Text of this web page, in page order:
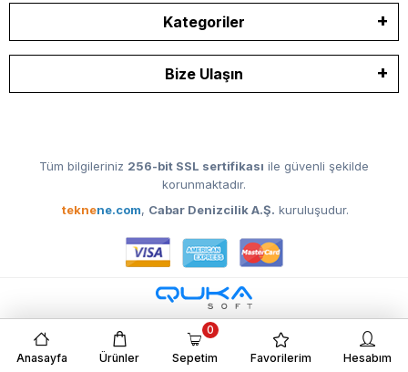
Kategoriler
Bize Ulaşın
Tüm bilgileriniz 256-bit SSL sertifikası ile güvenli şekilde
korunmaktadır.
teknene.com, Cabar Denizcilik A.Ş. kuruluşudur.
Anasayfa Ürünler Sepetim
0
Favorilerim Hesabım